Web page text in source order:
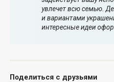
увлечет всю семью.
и вариантами
интересные идеи
Поделиться с друзьями